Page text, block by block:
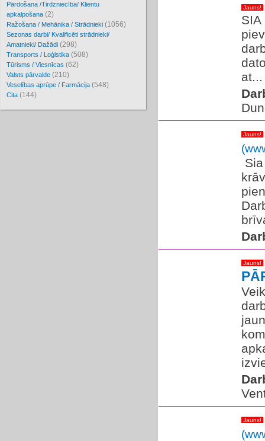
Pārdošana /Tirdzniecība/ Klientu
apkalpošana (2)
Ražošana / Mehānika / Strādnieki (1056)
Sezonas darbi/ Kvalificēti strādnieki/
Amatnieki/ Dažādi (298)
Transports / Loģistika (508)
Tūrisms / Viesnīcas (62)
Valsts pārvalde (210)
Veselības aprūpe / Farmācija (548)
Cita (144)
Jauns!
SIA
at...
Jauns!
Jauns!
Jauns!